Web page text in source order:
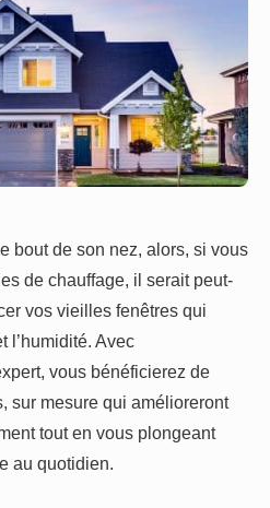
bout de son nez, alors, si vous
de chauffage, il serait peut-
vos vieilles fenêtres qui
l’humidité. Avec
vous bénéficierez de
sur mesure qui amélioreront
tout en vous plongeant
au quotidien.